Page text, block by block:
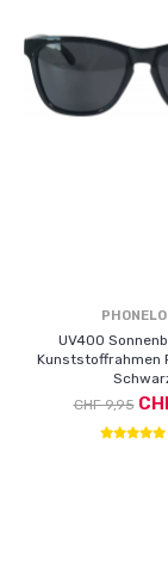
UV400
Kunststoffrahmen
CHF 9,95